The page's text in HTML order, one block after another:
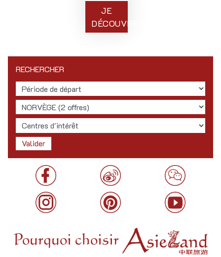
JE
DÉCOUVRE
RECHERCHER
Pourquoi choisir